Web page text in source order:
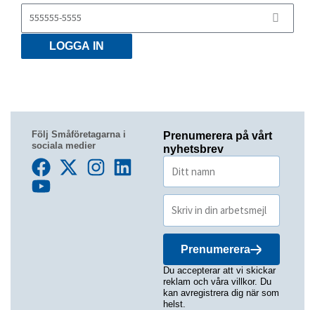
LOGGA IN
Följ Småföretagarna i
sociala medier
Prenumerera på vårt
nyhetsbrev
Prenumerera
Du accepterar att vi skickar
reklam och våra villkor. Du
kan avregistrera dig när som
helst.